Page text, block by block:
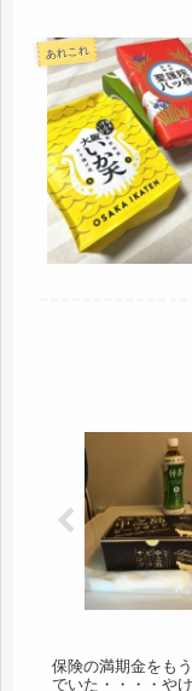
あれこれ
保険の満期金をも
でいた・・・・や